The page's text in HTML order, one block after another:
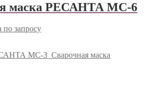
маска РЕСАНТА МС-6
по запросу
МС-3 Сварочная маска